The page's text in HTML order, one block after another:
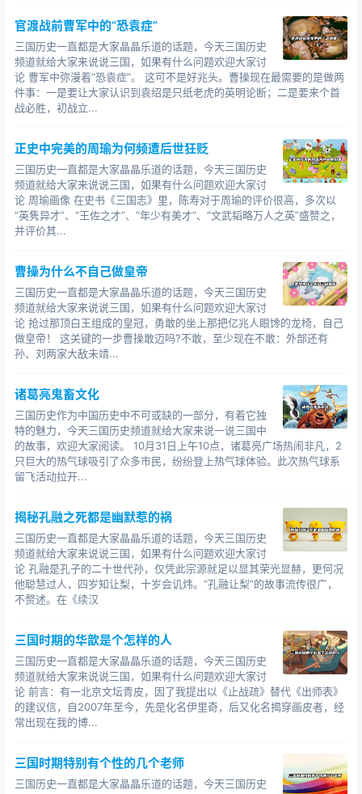
具埋着白布单的尸体。一个自刎殉情既成就了不许美人见
白头，也算得起吕布为其兵败下邳惨死白门楼，不爱江山
爱美人，没有败。江山如此多娇，风雨过后物是人非，怀
中绝色，在人间已是颠，何苦要上青天。
人物事件！
官渡战前曹军中的“恐袁症”
三国历史一直都是大家晶晶乐道的话题，今天三国历史
频道就给大家来说说三国，如果有什么问题欢迎大家讨
论 曹军中弥漫着“恐袁症”。 这可不是好兆头。曹操现在最需要的是做两
件事：一是要让大家认识到袁绍是只纸老虎的英明论断；二是要来个首
战必胜，初战立...
正史中完美的周瑜为何频遭后世狂贬
三国历史一直都是大家晶晶乐道的话题，今天三国历史
频道就给大家来说说三国，如果有什么问题欢迎大家讨
论 周瑜画像 在史书《三国志》里，陈寿对于周瑜的评价很高，多次以
“英隽异才”、“王佐之才”、“年少有美才”、“文武韬略万人之英”盛赞之，
并评价其...
曹操为什么不自己做皇帝
三国历史一直都是大家晶晶乐道的话题，今天三国历史
频道就给大家来说说三国，如果有什么问题欢迎大家讨
论 抢过那顶白王组成的皇冠，勇敢的坐上那把亿兆人眼馋的龙椅，自己
做皇帝！ 这关键的一步曹操敢迈吗?不敢，至少现在不敢：外部还有
孙、刘两家大敌未靖...
诸葛亮鬼畜文化
三国历史作为中国历史中不可或缺的一部分，有着它独
特的魅力，今天三国历史频道就给大家来说一说三国中
的故事，欢迎大家阅读。 10月31日上午10点，诸葛亮广场热闹非凡，2
只巨大的热气球吸引了众多市民，纷纷登上热气球体验。此次热气球系
留飞活动拉开...
揭秘孔融之死都是幽默惹的祸
三国历史一直都是大家晶晶乐道的话题，今天三国历史
频道就给大家来说说三国，如果有什么问题欢迎大家讨
论 孔融是孔子的二十世代孙，仅凭此宗源就足以显其荣光显赫，更何况
他聪慧过人，四岁知让梨，十岁会讥炜。“孔融让梨”的故事流传很广，
不赘述。在《续汉
三国时期的华歆是个怎样的人
三国历史一直都是大家晶晶乐道的话题，今天三国历史
频道就给大家来说说三国，如果有什么问题欢迎大家讨
论 前言：有一北京文坛青皮，因了我提出以《止战疏》替代《出师表》
的建议信，自2007年至今，先是化名伊里奇，后又化名揭穿画皮者，经
常出现在我的博...
三国时期特别有个性的几个老师
三国历史一直都是大家晶晶乐道的话题，今天三国历史